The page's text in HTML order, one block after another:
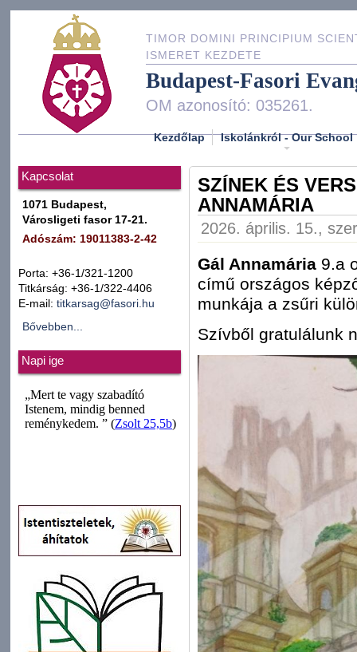
TIMOR DOMINI PRINCIPIUM
ISMERET KEZDETE
Budapest-Fasori
OM azonosító: 035261.
Kezdőlap Iskolánkról - Our School
Kapcsolat
1071 Budapest,
Városligeti fasor 17-21.
Adószám: 19011383-2-42
Porta: +36-1/321-1200
Titkárság: +36-1/322-4406
E-mail: titkarsag@fasori.hu
Bővebben...
Napi ige
SZÍNEK ÉS
ANNAMÁRIA
2026. április. 15.,
Gál Annamária 9.a
című országos
munkája a zsűri
Szívből gratulálunk